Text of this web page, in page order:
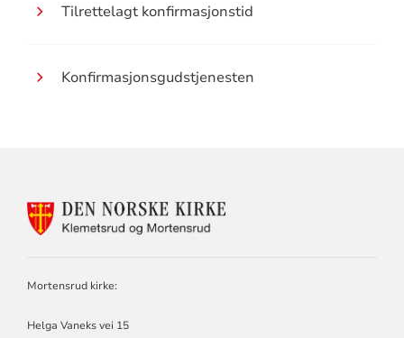
Tilrettelagt konfirmasjonstid
Konfirmasjonsgudstjenesten
KONTAKTINFORMASJON
Mortensrud kirke:
Helga Vaneks vei 15